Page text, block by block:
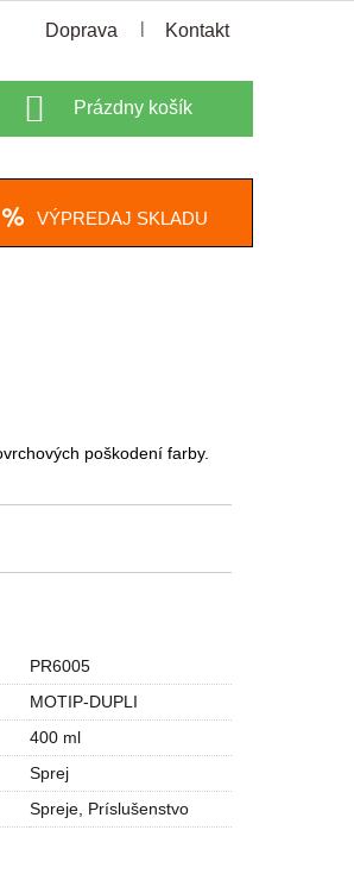
Doprava Kontakt
Nákupný
košík
Prázdny košík
VÝPREDAJ SKLADU
poškodení farby.
PR6005
MOTIP-DUPLI
400 ml
Sprej
Spreje, Príslušenstvo